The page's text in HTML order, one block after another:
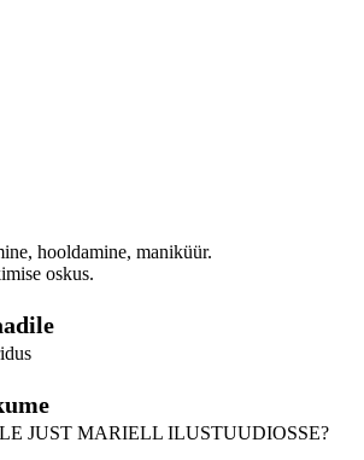
hooldamine, maniküür.
oskus.
JUST MARIELL ILUSTUUDIOSSE?